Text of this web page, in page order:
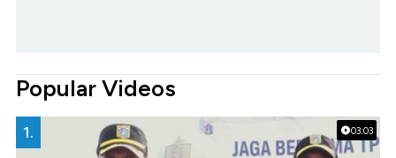
Popular Videos
03:03
1.